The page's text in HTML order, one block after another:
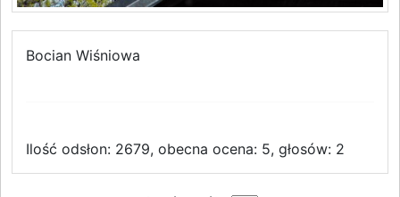
Bocian Wiśniowa
Ilość odsłon: 2679, obecna ocena: 5, głosów: 2